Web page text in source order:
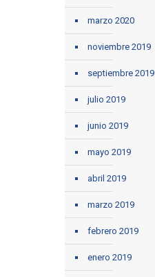
marzo 2020
noviembre 2019
septiembre 2019
julio 2019
junio 2019
mayo 2019
abril 2019
marzo 2019
febrero 2019
enero 2019